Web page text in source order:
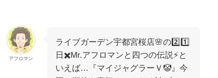
アフロマン
ライブガーデン宇都宮桜店🌸の2️⃣1️⃣
日✖️Mr.アフロマンと四つの伝説⚡️と
いえば…『マイジャグラーＶ🤡』今